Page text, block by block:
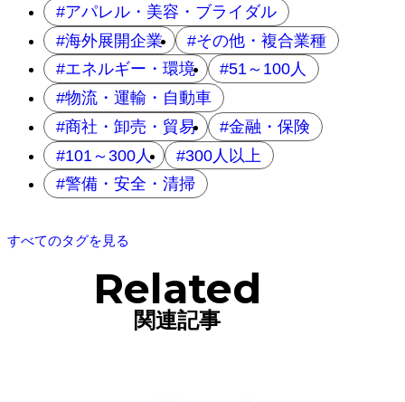
アパレル・美容・ブライダル
海外展開企業
その他・複合業種
エネルギー・環境
51～100人
物流・運輸・自動車
商社・卸売・貿易
金融・保険
101～300人
300人以上
警備・安全・清掃
すべてのタグを見る
Related
関連記事